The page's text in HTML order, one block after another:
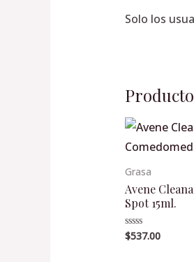
Solo los
Grasa
Avene
Spot 15ml.
Valorado
en
$537.00